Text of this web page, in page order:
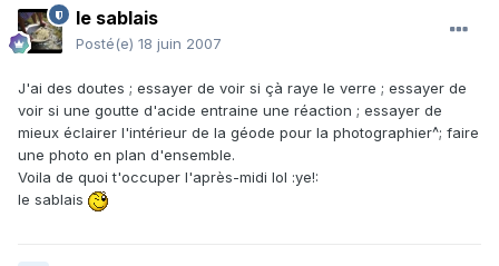
le sablais
Posté(e) 18 juin 2007
J'ai des doutes ; essayer de voir si çà raye le verre ; essayer de
voir si une goutte d'acide entraine une réaction ; essayer de
mieux éclairer l'intérieur de la géode pour la photographier^; faire
une photo en plan d'ensemble.
Voila de quoi t'occuper l'après-midi lol :ye!:
le sablais